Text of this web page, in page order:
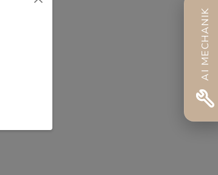
AI MECHANIK